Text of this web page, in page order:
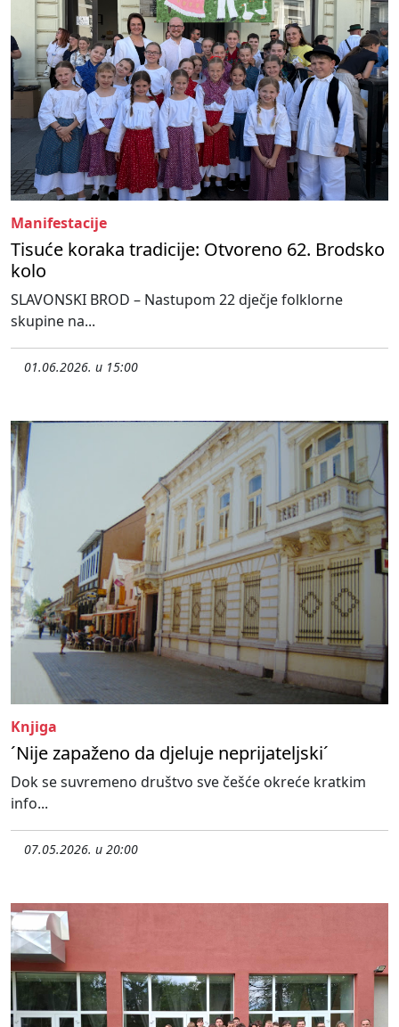
Manifestacije
Tisuće koraka tradicije: Otvoreno 62. Brodsko
kolo
SLAVONSKI BROD – Nastupom 22 dječje folklorne
skupine na...
01.06.2026. u 15:00
Knjiga
´Nije zapaženo da djeluje neprijateljski´
Dok se suvremeno društvo sve češće okreće kratkim
info...
07.05.2026. u 20:00